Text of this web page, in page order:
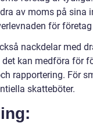
av moms på sina
för
nackdelar med
kan medföra för
rapportering. För
skatteböter.